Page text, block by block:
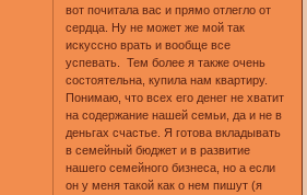
вот почитала вас и прямо отлегло от
сердца. Ну не может же мой так
искуссно врать и вообще все
успевать. Тем более я также очень
состоятельна, купила нам квартиру.
Понимаю, что всех его денег не хватит
на содержание нашей семьи, да и не в
деньгах счастье. Я готова вкладывать
в семейный бюджет и в развитие
нашего семейного бизнеса, но а если
он у меня такой как о нем пишут (я